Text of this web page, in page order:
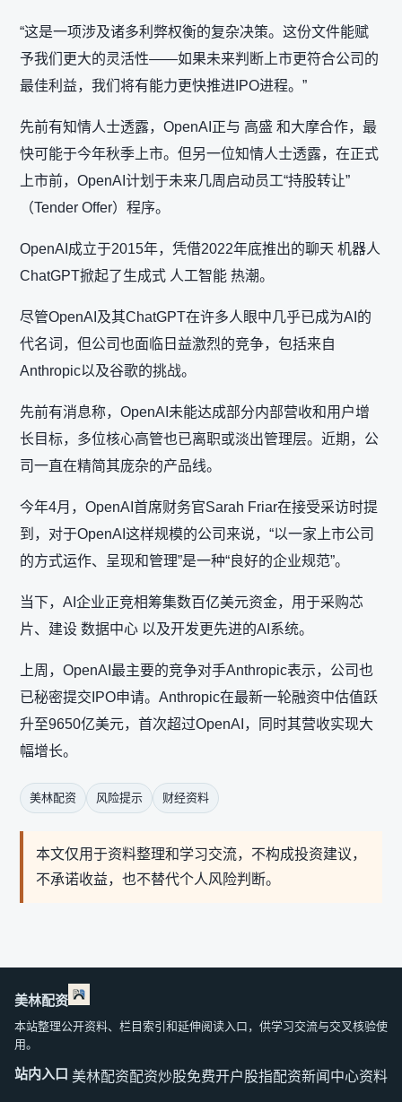
“这是一项涉及诸多利弊权衡的复杂决策。这份文件能赋
予我们更大的灵活性——如果未来判断上市更符合公司的
最佳利益，我们将有能力更快推进IPO进程。”
先前有知情人士透露，OpenAI正与 高盛 和大摩合作，最
快可能于今年秋季上市。但另一位知情人士透露，在正式
上市前，OpenAI计划于未来几周启动员工“持股转让”
（Tender Offer）程序。
OpenAI成立于2015年，凭借2022年底推出的聊天 机器人
ChatGPT掀起了生成式 人工智能 热潮。
尽管OpenAI及其ChatGPT在许多人眼中几乎已成为AI的
代名词，但公司也面临日益激烈的竞争，包括来自
Anthropic以及谷歌的挑战。
先前有消息称，OpenAI未能达成部分内部营收和用户增
长目标，多位核心高管也已离职或淡出管理层。近期，公
司一直在精简其庞杂的产品线。
今年4月，OpenAI首席财务官Sarah Friar在接受采访时提
到，对于OpenAI这样规模的公司来说，“以一家上市公司
的方式运作、呈现和管理”是一种“良好的企业规范”。
当下，AI企业正竞相筹集数百亿美元资金，用于采购芯
片、建设 数据中心 以及开发更先进的AI系统。
上周，OpenAI最主要的竞争对手Anthropic表示，公司也
已秘密提交IPO申请。Anthropic在最新一轮融资中估值跃
升至9650亿美元，首次超过OpenAI，同时其营收实现大
幅增长。
美林配资 风险提示 财经资料
本文仅用于资料整理和学习交流，不构成投资建议，
不承诺收益，也不替代个人风险判断。
美林配资
本站整理公开资料、栏目索引和延伸阅读入口，供学习交流与交叉核验使
用。
站内入口 美林配资配资炒股免费开户股指配资新闻中心资料